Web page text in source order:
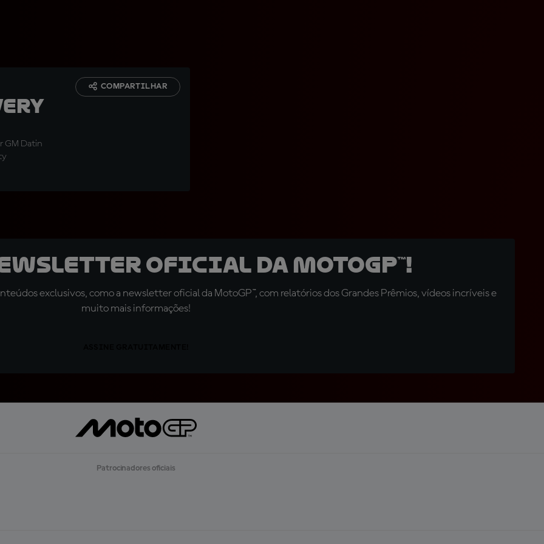
GM Datin
COMPARTILHAR
oficial da MotoGP™!
exclusivos, como a newsletter oficial da MotoGP™, com relatórios dos Grandes Prêmios, vídeos incríveis e
muito mais informações!
Patrocinadores oficiais